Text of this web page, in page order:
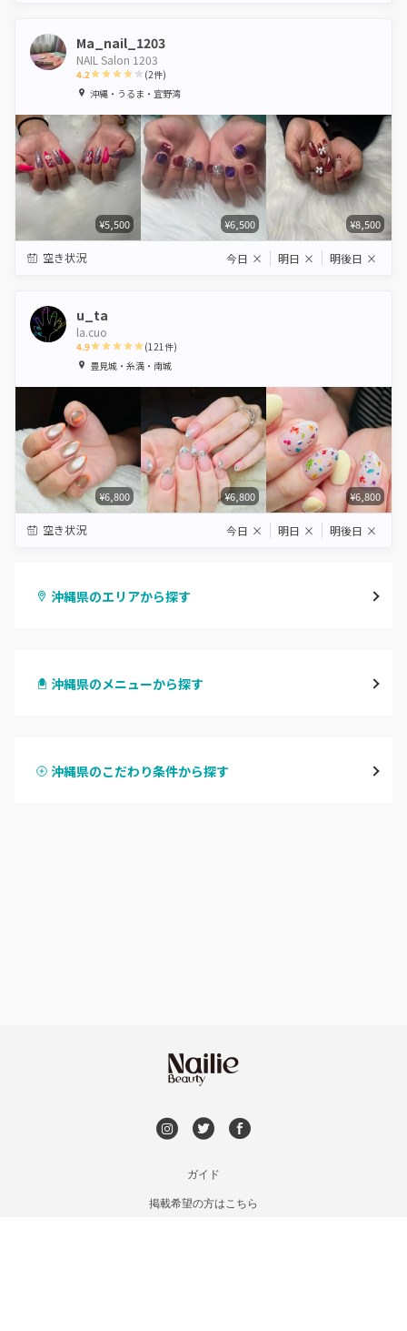
Ma_nail_1203
NAIL Salon 1203
4.2
1 2 3 4 5
(2件)
沖縄・うるま・宜野湾
¥5,500 ¥6,500 ¥8,500
空き状況 今日 × 明日 × 明後日 ×
u_ta
la.cuo
4.9
1 2 3 4 5
(121件)
豊見城・糸満・南城
¥6,800 ¥6,800 ¥6,800
空き状況 今日 × 明日 × 明後日 ×
沖縄県のエリアから探す
沖縄・うるま・宜野湾
沖縄県のメニューから探す
ハンドスカルプ
沖縄県のこだわり条件から探す
ガイド
掲載希望の方はこちら